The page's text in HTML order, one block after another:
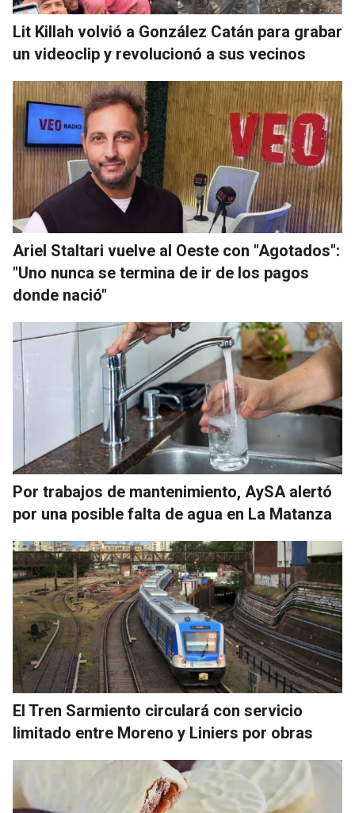
Lit Killah volvió a González Catán para grabar
un videoclip y revolucionó a sus vecinos
Ariel Staltari vuelve al Oeste con "Agotados":
"Uno nunca se termina de ir de los pagos
donde nació"
Por trabajos de mantenimiento, AySA alertó
por una posible falta de agua en La Matanza
El Tren Sarmiento circulará con servicio
limitado entre Moreno y Liniers por obras